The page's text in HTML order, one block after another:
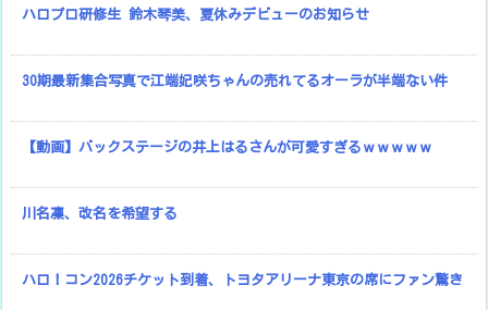
ハロプロ研修生 鈴木琴美、夏休みデビューのお知らせ
30期最新集合写真で江端妃咲ちゃんの売れてるオーラが半端ない件
【動画】バックステージの井上はるさんが可愛すぎるｗｗｗｗｗ
川名凜、改名を希望する
ハロ！コン2026チケット到着、トヨタアリーナ東京の席にファン驚き